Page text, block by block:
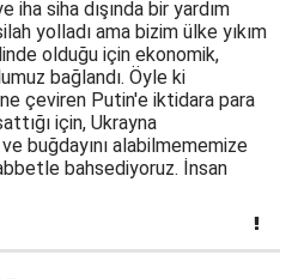
siha dışında bir yardım
yolladı ama bizim ülke yıkım
olduğu için ekonomik,
bağlandı. Öyle ki
çeviren Putin'e iktidara para
için, Ukrayna
buğdayını alabilmememize
bahsediyoruz. İnsan